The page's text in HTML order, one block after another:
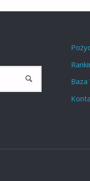
SZUKAJ